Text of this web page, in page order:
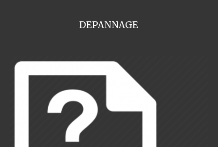
DEPANNAGE